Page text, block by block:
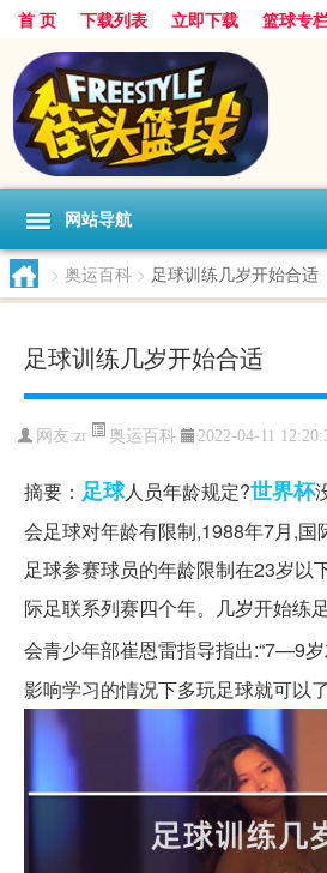
首 页 下载列表 立即下载 篮球专
网站导航
> 奥运百科 > 足球训练几岁开始合适
足球训练几岁开始合适
网友:zr 奥运百科 2022-04-11
摘要： 足球人员年龄规定?世界杯
会足球对年龄有限制,1988年7月,国
足球参赛球员的年龄限制在23岁以
际足联系列赛四个年。几岁开始练
会青少年部崔恩雷指导指出:“7—9
影响学习的情况下多玩足球就可以